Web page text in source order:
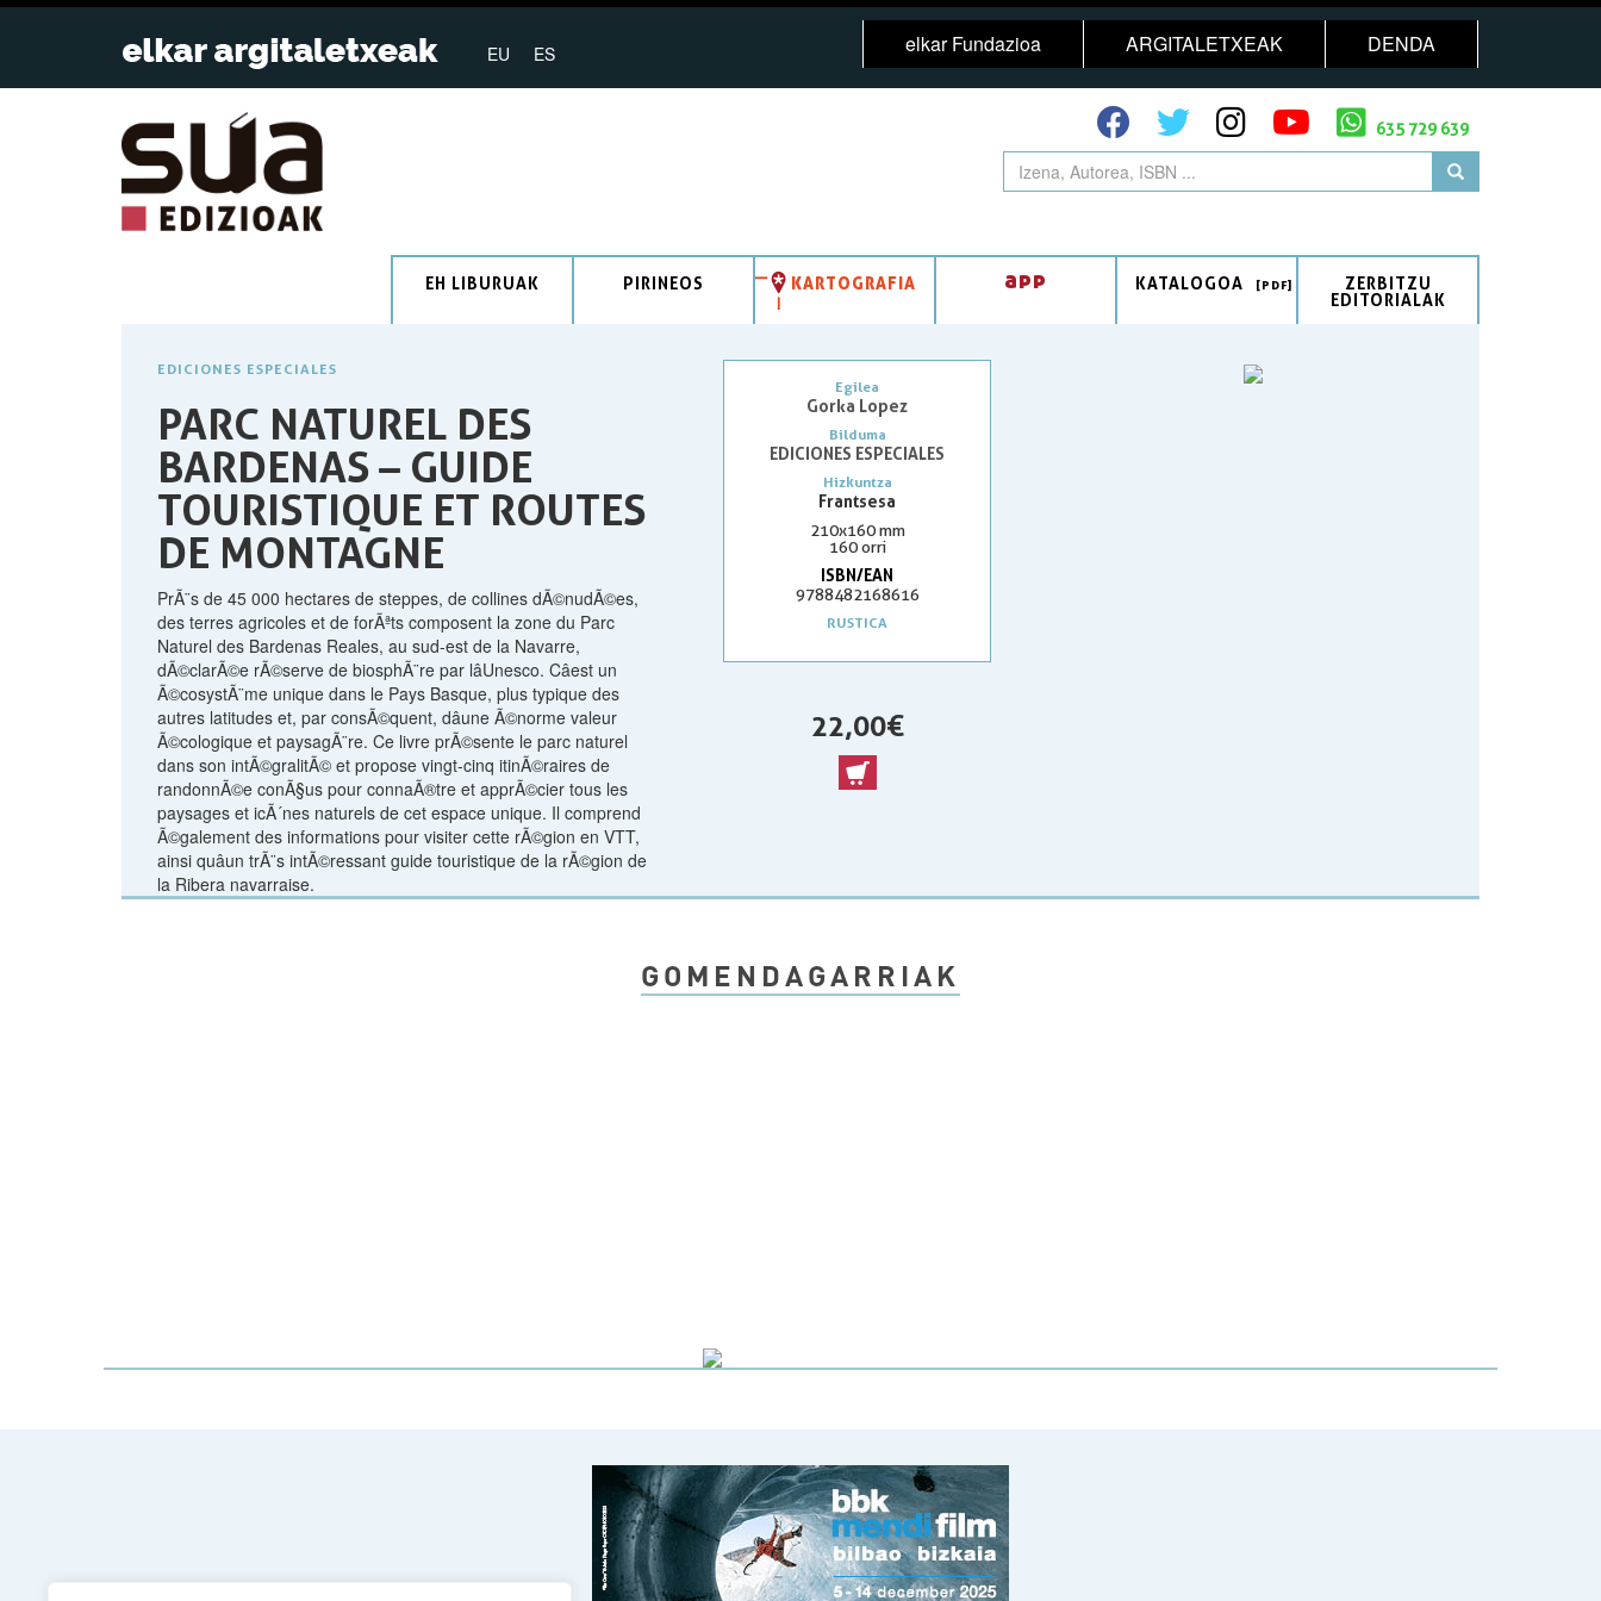
EU ES elkar Fundazioa ARGITALETXEAK DENDA
635 729 639
EH LIBURUAK PIRINEOS KARTOGRAFIA app KATALOGOA
ZERBITZU
EDITORIALAK
EDICIONES ESPECIALES
PARC NATUREL DES
BARDENAS – GUIDE
TOURISTIQUE ET ROUTES
DE MONTAGNE
PrÃ¨s de 45 000 hectares de steppes, de collines dÃ©nudÃ©es,
des terres agricoles et de forÃªts composent la zone du Parc
Naturel des Bardenas Reales, au sud-est de la Navarre,
dÃ©clarÃ©e rÃ©serve de biosphÃ¨re par lâUnesco. Câest un
Ã©cosystÃ¨me unique dans le Pays Basque, plus typique des
autres latitudes et, par consÃ©quent, dâune Ã©norme valeur
Ã©cologique et paysagÃ¨re. Ce livre prÃ©sente le parc naturel
dans son intÃ©gralitÃ© et propose vingt-cinq itinÃ©raires de
randonnÃ©e conÃ§us pour connaÃ®tre et apprÃ©cier tous les
paysages et icÃ´nes naturels de cet espace unique. Il comprend
Ã©galement des informations pour visiter cette rÃ©gion en VTT,
ainsi quâun trÃ¨s intÃ©ressant guide touristique de la rÃ©gion de
la Ribera navarraise.
Egilea
Gorka Lopez
Bilduma
EDICIONES ESPECIALES
Hizkuntza
Frantsesa
210x160 mm
160 orri
ISBN/EAN
9788482168616
RUSTICA
22,00 €
GOMENDAGARRIAK